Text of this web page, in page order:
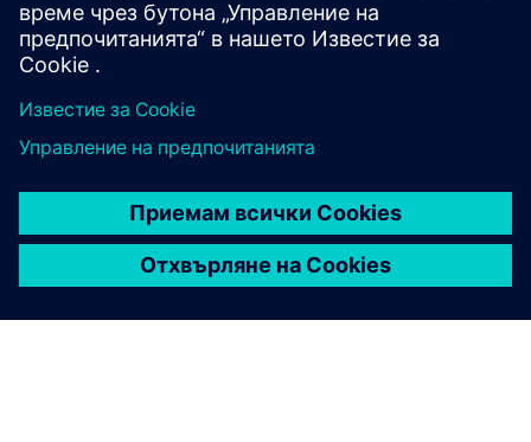
Техническа документация, фърмуер, примери Software
софтуерни приложения и често задавани въпроси